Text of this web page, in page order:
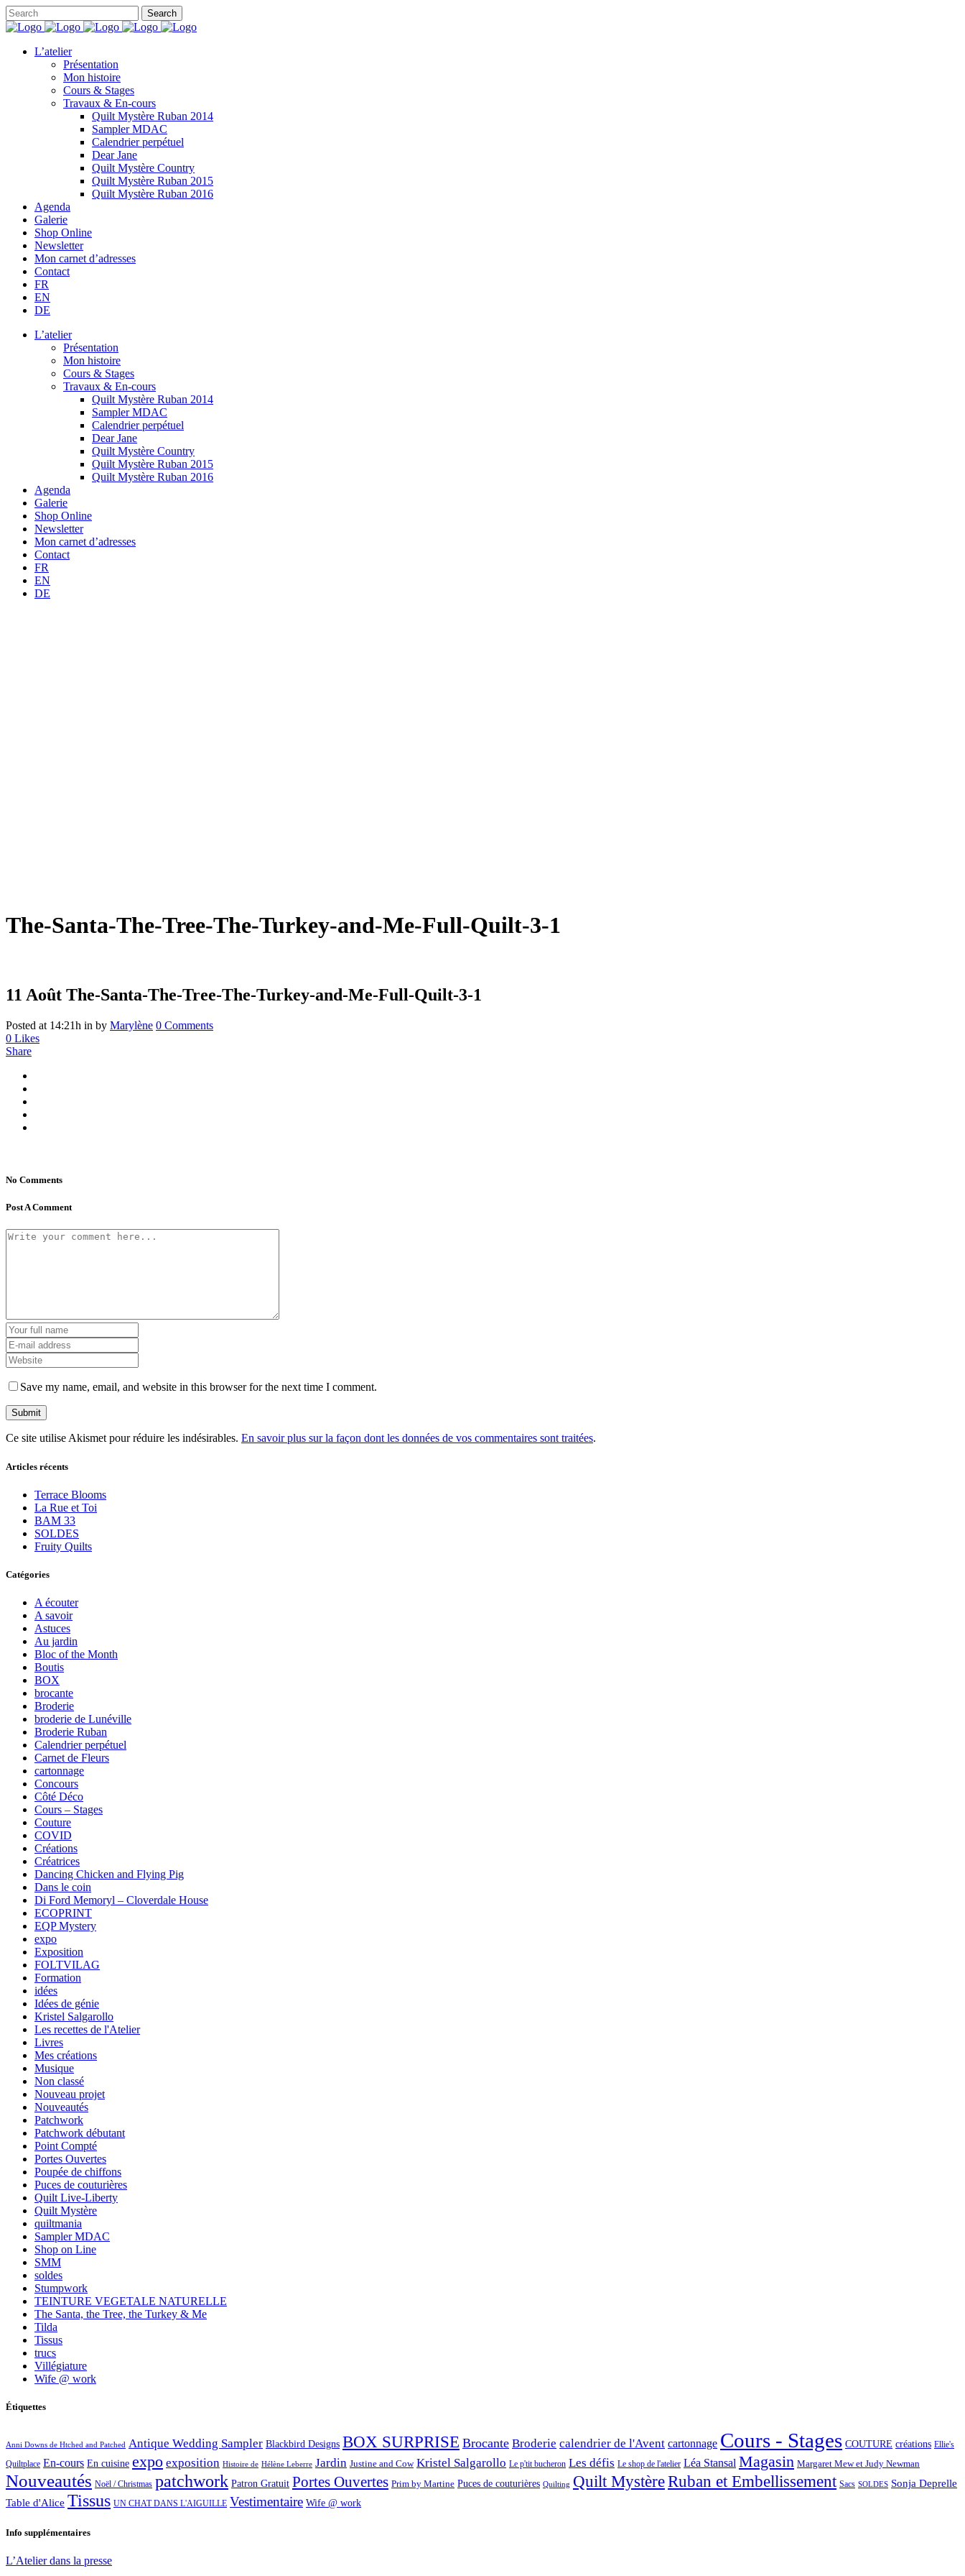
L’atelier
Présentation
Mon histoire
Cours & Stages
Travaux & En-cours
Quilt Mystère Ruban 2014
Sampler MDAC
Calendrier perpétuel
Dear Jane
Quilt Mystère Country
Quilt Mystère Ruban 2015
Quilt Mystère Ruban 2016
Agenda
Galerie
Shop Online
Newsletter
Mon carnet d’adresses
Contact
FR
EN
DE
L’atelier
Présentation
Mon histoire
Cours & Stages
Travaux & En-cours
Quilt Mystère Ruban 2014
Sampler MDAC
Calendrier perpétuel
Dear Jane
Quilt Mystère Country
Quilt Mystère Ruban 2015
Quilt Mystère Ruban 2016
Agenda
Galerie
Shop Online
Newsletter
Mon carnet d’adresses
Contact
FR
EN
DE
The-Santa-The-Tree-The-Turkey-and-Me-Full-Quilt-3-1
11 Août The-Santa-The-Tree-The-Turkey-and-Me-Full-Quilt-3-1
Posted at 14:21h in by Marylène 0 Comments
0 Likes
Share
No Comments
Post A Comment
Save my name, email, and website in this browser for the next time I comment.
Ce site utilise Akismet pour réduire les indésirables. En savoir plus sur la façon dont les données de vos commentaires sont traitées.
Articles récents
Terrace Blooms
La Rue et Toi
BAM 33
SOLDES
Fruity Quilts
Catégories
A écouter
A savoir
Astuces
Au jardin
Bloc of the Month
Boutis
BOX
brocante
Broderie
broderie de Lunéville
Broderie Ruban
Calendrier perpétuel
Carnet de Fleurs
cartonnage
Concours
Côté Déco
Cours – Stages
Couture
COVID
Créations
Créatrices
Dancing Chicken and Flying Pig
Dans le coin
Di Ford Memoryl – Cloverdale House
ECOPRINT
EQP Mystery
expo
Exposition
FOLTVILAG
Formation
idées
Idées de génie
Kristel Salgarollo
Les recettes de l'Atelier
Livres
Mes créations
Musique
Non classé
Nouveau projet
Nouveautés
Patchwork
Patchwork débutant
Point Compté
Portes Ouvertes
Poupée de chiffons
Puces de couturières
Quilt Live-Liberty
Quilt Mystère
quiltmania
Sampler MDAC
Shop on Line
SMM
soldes
Stumpwork
TEINTURE VEGETALE NATURELLE
The Santa, the Tree, the Turkey & Me
Tilda
Tissus
trucs
Villégiature
Wife @ work
Étiquettes
Anni Downs de Htched and Patched Antique Wedding Sampler Blackbird Designs BOX SURPRISE Brocante Broderie calendrier de l'Avent cartonnage Cours - Stages COUTURE créations Ellie's
Quiltplace En-cours En cuisine expo exposition Histoire de Hélène Leberre Jardin Justine and Cow Kristel Salgarollo Le p'tit bucheron Les défis Le shop de l'atelier Léa Stansal Magasin Margaret Mew et Judy Newman
Nouveautés Noël / Christmas patchwork Patron Gratuit Portes Ouvertes Prim by Martine Puces de couturières Quilting Quilt MystèreRuban et Embellissement Sacs SOLDES Sonja Deprelle
Table d'Alice Tissus UN CHAT DANS L'AIGUILLE Vestimentaire Wife @ work
Info supplémentaires
L’Atelier dans la presse